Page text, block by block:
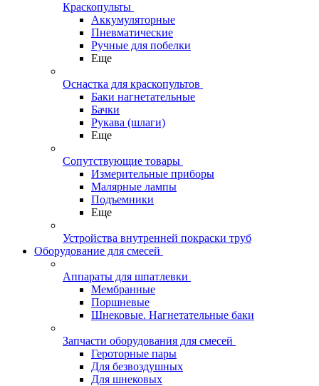
Краскопульты
Аккумуляторные
Пневматические
Ручные для побелки
Еще
Оснастка для краскопультов
Баки нагнетательные
Бачки
Рукава (шлаги)
Еще
Сопутствующие товары
Измерительные приборы
Малярные лампы
Подъемники
Еще
Устройства внутренней покраски труб
Оборудование для смесей
Аппараты для шпатлевки
Мембранные
Поршневые
Шнековые. Нагнетательные баки
Запчасти оборудования для смесей
Героторные пары
Для безвоздушных
Для шнековых